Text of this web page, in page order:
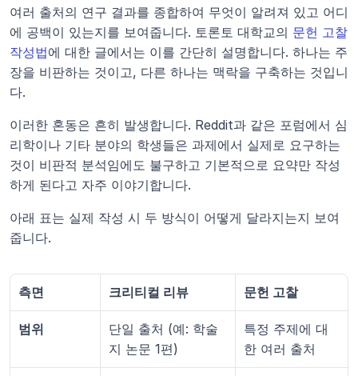
여러 출처의 연구 결과를 종합하여 무엇이 알려져 있고 어디
에 공백이 있는지를 보여줍니다. 토론토 대학교의 문헌 고찰
작성법에 대한 글에서는 이를 간단히 설명합니다. 하나는 주
장을 비판하는 것이고, 다른 하나는 맥락을 구축하는 것입니
다.
이러한 혼동은 흔히 발생합니다. Reddit과 같은 포럼에서 심
리학이나 기타 분야의 학생들은 과제에서 실제로 요구하는
것이 비판적 분석임에도 불구하고 기본적으로 요약만 작성
하게 된다고 자주 이야기합니다.
아래 표는 실제 작성 시 두 방식이 어떻게 달라지는지 보여
줍니다.
측면 크리티컬 리뷰 문헌 고찰
범위
단일 출처 (예: 학술
지 논문 1편)
특정 주제에 대
한 여러 출처